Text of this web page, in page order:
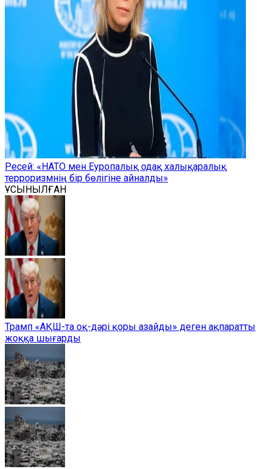
Ресей: «НАТО мен Еуропалық одақ халықаралық
терроризмнің бір бөлігіне айналды»
ҰСЫНЫЛҒАН
Трамп «АҚШ-та оқ-дәрі қоры азайды» деген ақпаратты
жоққа шығарды